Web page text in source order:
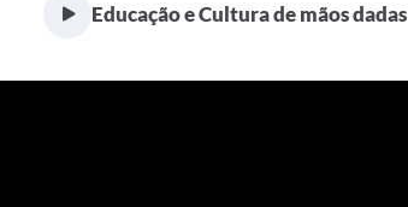
Educação e Cultura de mãos dadas